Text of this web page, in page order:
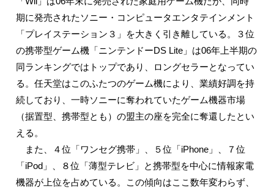
期に発売されたソニー・コンピュータエンタテインメント
「プレイステーション３」を大きく引き離している。３位
の携帯型ゲーム機「ニンテンドーDS Lite」は06年上半期の
同ランキングではトップであり、ロングセラーとなってい
る。任天堂はこのふたつのゲーム機により、業績好調を持
続しており、一時ソニーに奪われていたゲーム機器市場
（据置型、携帯型とも）の盟主の座を完全に奪還したとい
える。
また、４位「ワンセグ携帯」、５位「iPhone」、７位
「iPod」、８位「薄型テレビ」と携帯型を中心に情報家電
機器が上位を占めている。この傾向はここ数年変わらず、